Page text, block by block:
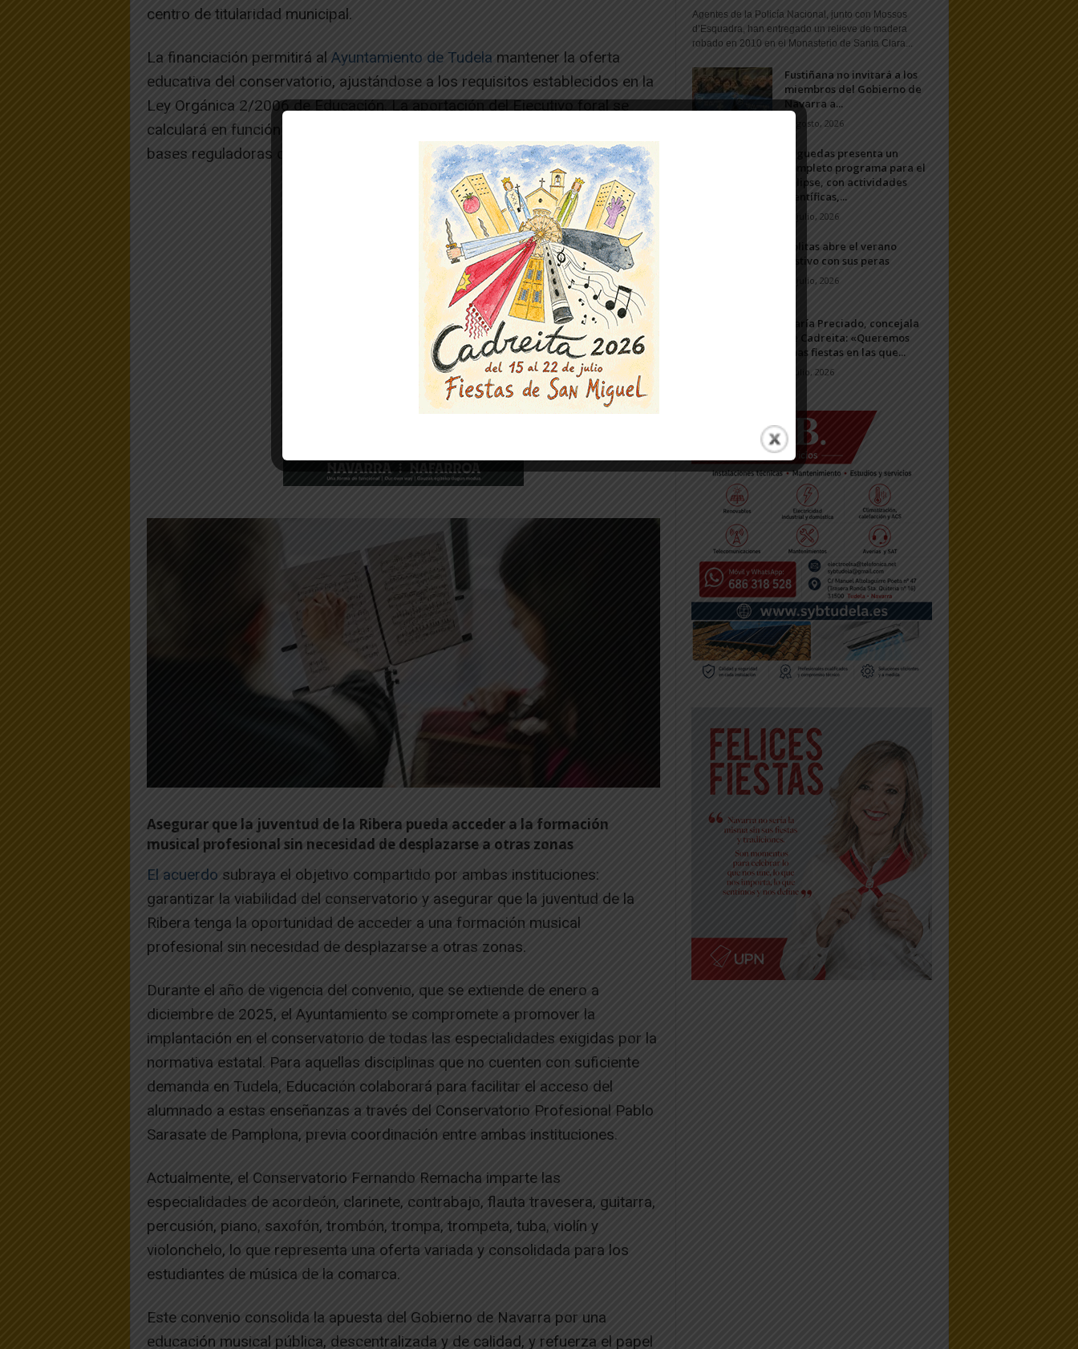
centro de titularidad municipal.
La financiación permitirá al Ayuntamiento de Tudela mantener la oferta
educativa del conservatorio, ajustándose a los requisitos establecidos en la
Ley Orgánica 2/2006 de Educación. La aportación del Ejecutivo foral se
calculará en función del coste por alumno, según lo establecido en las
bases reguladoras del convenio.
-- Publicidad --
Asegurar que la juventud de la Ribera pueda acceder a la formación
musical profesional sin necesidad de desplazarse a otras zonas
El acuerdo subraya el objetivo compartido por ambas instituciones:
garantizar la viabilidad del conservatorio y asegurar que la juventud de la
Ribera tenga la oportunidad de acceder a una formación musical
profesional sin necesidad de desplazarse a otras zonas.
Durante el año de vigencia del convenio, que se extiende de enero a
diciembre de 2025, el Ayuntamiento se compromete a promover la
implantación en el conservatorio de todas las especialidades exigidas por la
normativa estatal. Para aquellas disciplinas que no cuenten con suficiente
demanda en Tudela, Educación colaborará para facilitar el acceso del
alumnado a estas enseñanzas a través del Conservatorio Profesional Pablo
Sarasate de Pamplona, previa coordinación entre ambas instituciones.
Actualmente, el Conservatorio Fernando Remacha imparte las
especialidades de acordeón, clarinete, contrabajo, flauta travesera, guitarra,
percusión, piano, saxofón, trombón, trompa, trompeta, tuba, violín y
violonchelo, lo que representa una oferta variada y consolidada para los
estudiantes de música de la comarca.
Este convenio consolida la apuesta del Gobierno de Navarra por una
educación musical pública, descentralizada y de calidad, y refuerza el papel
Agentes de la Policía Nacional, junto con Mossos
d’Esquadra, han entregado un relieve de madera
robado en 2010 en el Monasterio de Santa Clara...
Fustiñana no invitará a los
miembros del Gobierno de
Navarra a...
1 agosto, 2026
Arguedas presenta un
completo programa para el
eclipse, con actividades
científicas,...
20 julio, 2026
Ablitas abre el verano
festivo con sus peras
11 julio, 2026
María Preciado, concejala
de Cadreita: «Queremos
unas fiestas en las que...
7 julio, 2026